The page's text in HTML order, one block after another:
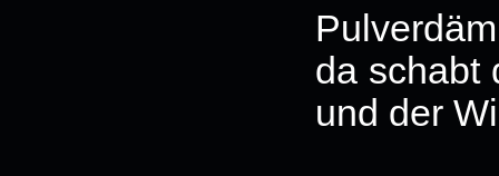
da schabt
und der